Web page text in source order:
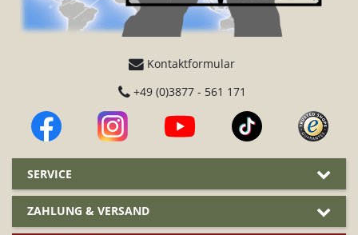
Kontaktformular
+49 (0)3877 - 561 171
SERVICE
ZAHLUNG & VERSAND